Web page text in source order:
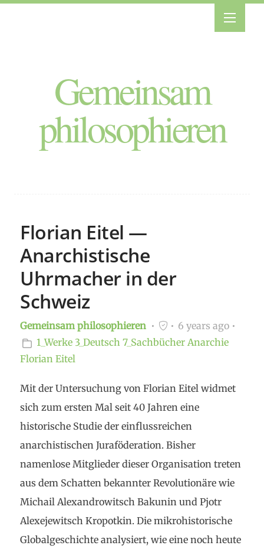
Gemeinsam
philosophieren
Florian Eitel —
Anarchistische
Uhrmacher in der
Schweiz
Gemeinsam philosophieren
6 years ago
1_Werke 3_Deutsch 7_Sachbücher Anarchie
Florian Eitel
Mit der Untersuchung von Florian Eitel widmet
sich zum ersten Mal seit 40 Jahren eine
historische Studie der einflussreichen
anarchistischen Juraföderation. Bisher
namenlose Mitglieder dieser Organisation treten
aus dem Schatten bekannter Revolutionäre wie
Michail Alexandrowitsch Bakunin und Pjotr
Alexejewitsch Kropotkin. Die mikrohistorische
Globalgeschichte analysiert, wie eine noch heute